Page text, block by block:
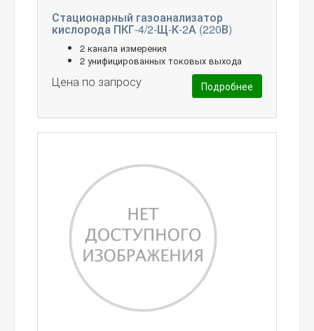
Стационарный газоанализатор
кислорода ПКГ-4/2-Щ-К-2А (220В)
2 канала измерения
2 унифицированных токовых выхода
Цена по запросу Подробнее